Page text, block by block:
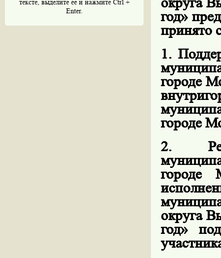
тексте, выделите ее и нажмите Ctrl +
Enter.
год»
принято
1.
городе
городе
2.
городе
округа
год»